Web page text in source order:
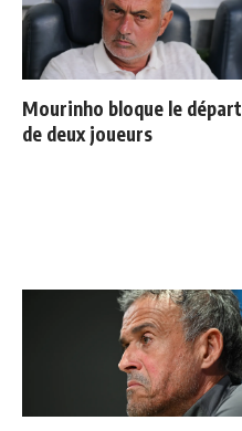
Mourinho bloque le départ
de deux joueurs